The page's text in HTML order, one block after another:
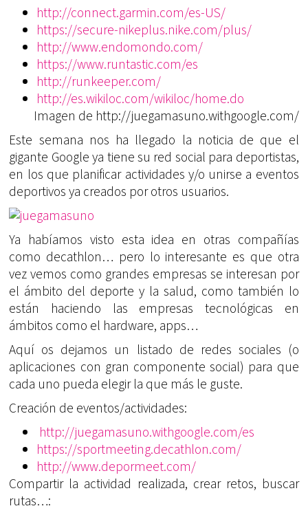
http://connect.garmin.com/es-US/
https://secure-nikeplus.nike.com/plus/
http://www.endomondo.com/
https://www.runtastic.com/es
http://runkeeper.com/
http://es.wikiloc.com/wikiloc/home.do
Imagen de http://juegamasuno.withgoogle.com/
Este semana nos ha llegado la noticia de que el
gigante Google ya tiene su red social para deportistas,
en los que planificar actividades y/o unirse a eventos
deportivos ya creados por otros usuarios.
Ya habíamos visto esta idea en otras compañías
como decathlon… pero lo interesante es que otra
vez vemos como grandes empresas se interesan por
el ámbito del deporte y la salud, como también lo
están haciendo las empresas tecnológicas en
ámbitos como el hardware, apps…
Aquí os dejamos un listado de redes sociales (o
aplicaciones con gran componente social) para que
cada uno pueda elegir la que más le guste.
Creación de eventos/actividades:
http://juegamasuno.withgoogle.com/es
https://sportmeeting.decathlon.com/
http://www.depormeet.com/
Compartir la actividad realizada, crear retos, buscar
rutas…: